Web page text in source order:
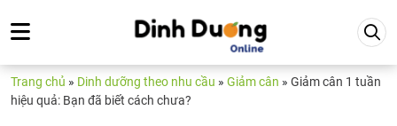
Trang chủ » Dinh dưỡng theo nhu cầu » Giảm cân » Giảm cân 1 tuần
hiệu quả: Bạn đã biết cách chưa?